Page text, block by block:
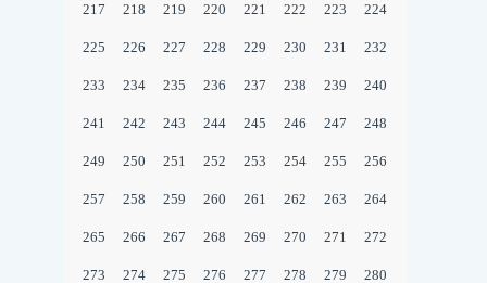
217 218 219 220 221 222 223 224
225 226 227 228 229 230 231 232
233 234 235 236 237 238 239 240
241 242 243 244 245 246 247 248
249 250 251 252 253 254 255 256
257 258 259 260 261 262 263 264
265 266 267 268 269 270 271 272
273 274 275 276 277 278 279 280